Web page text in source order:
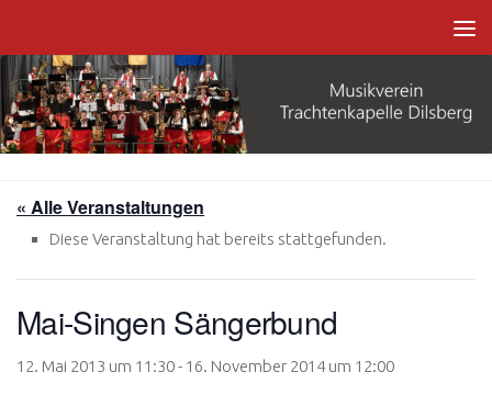
« Alle Veranstaltungen
Diese Veranstaltung hat bereits stattgefunden.
Mai-Singen Sängerbund
12. Mai 2013 um 11:30- 16. November 2014 um 12:00